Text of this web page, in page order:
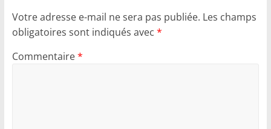
Votre adresse e-mail ne sera pas publiée. Les champs
obligatoires sont indiqués avec *
Commentaire*